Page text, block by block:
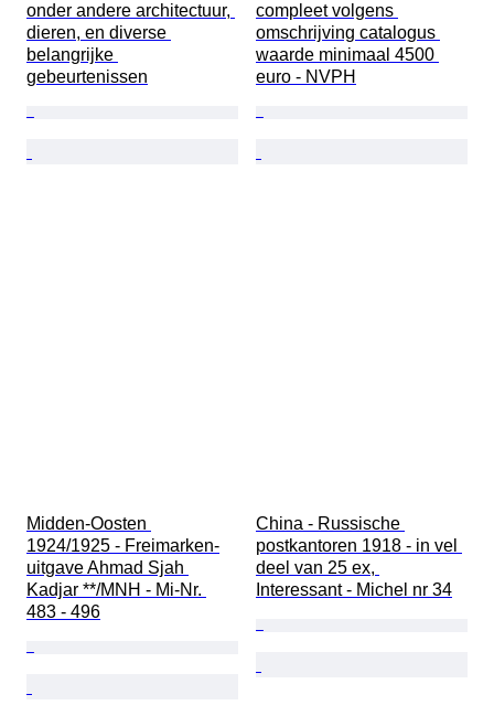
onder andere architectuur,
dieren, en diverse
belangrijke
gebeurtenissen
compleet volgens
omschrijving catalogus
waarde minimaal 4500
euro - NVPH
Midden-Oosten
1924/1925 - Freimarken-
uitgave Ahmad Sjah
Kadjar **/MNH - Mi-Nr.
483 - 496
China - Russische
postkantoren 1918 - in vel
deel van 25 ex,
Interessant - Michel nr 34